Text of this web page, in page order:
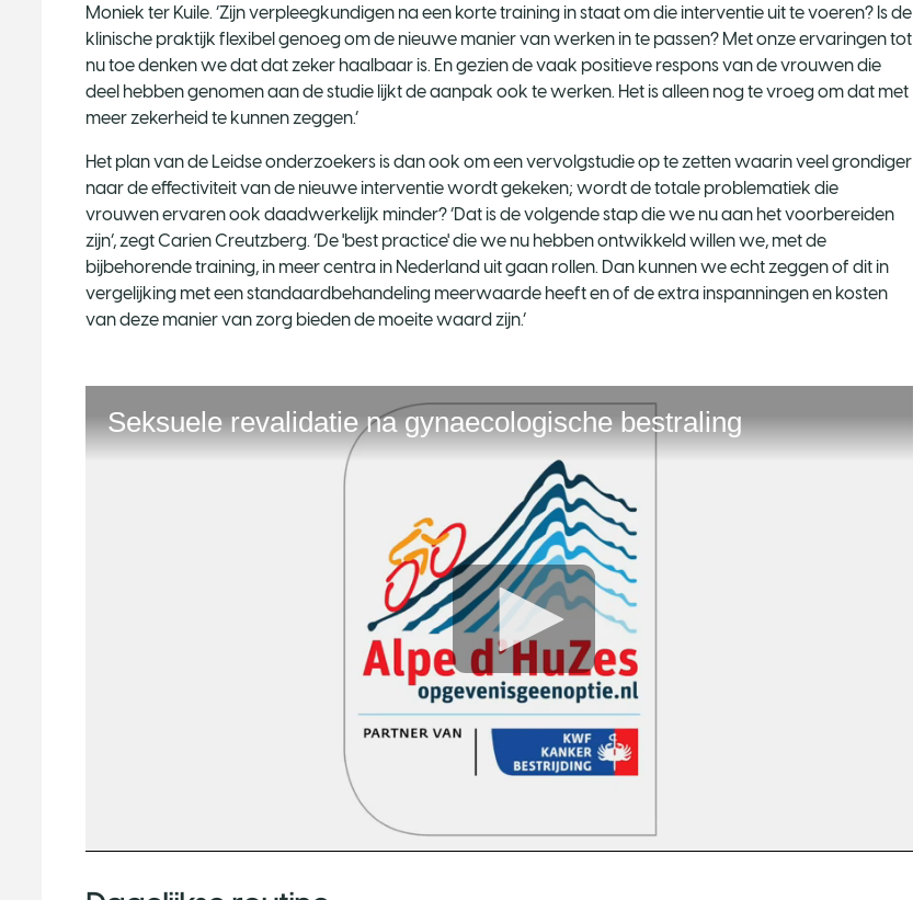
Moniek ter Kuile. ‘Zijn verpleegkundigen na een korte training in staat om die interventie uit te voeren? Is de
klinische praktijk flexibel genoeg om de nieuwe manier van werken in te passen? Met onze ervaringen tot
nu toe denken we dat dat zeker haalbaar is. En gezien de vaak positieve respons van de vrouwen die
deel hebben genomen aan de studie lijkt de aanpak ook te werken. Het is alleen nog te vroeg om dat met
meer zekerheid te kunnen zeggen.’
Het plan van de Leidse onderzoekers is dan ook om een vervolgstudie op te zetten waarin veel grondiger
naar de effectiviteit van de nieuwe interventie wordt gekeken; wordt de totale problematiek die
vrouwen ervaren ook daadwerkelijk minder? ‘Dat is de volgende stap die we nu aan het voorbereiden
zijn’, zegt Carien Creutzberg. ‘De 'best practice' die we nu hebben ontwikkeld willen we, met de
bijbehorende training, in meer centra in Nederland uit gaan rollen. Dan kunnen we echt zeggen of dit in
vergelijking met een standaardbehandeling meerwaarde heeft en of de extra inspanningen en kosten
van deze manier van zorg bieden de moeite waard zijn.’